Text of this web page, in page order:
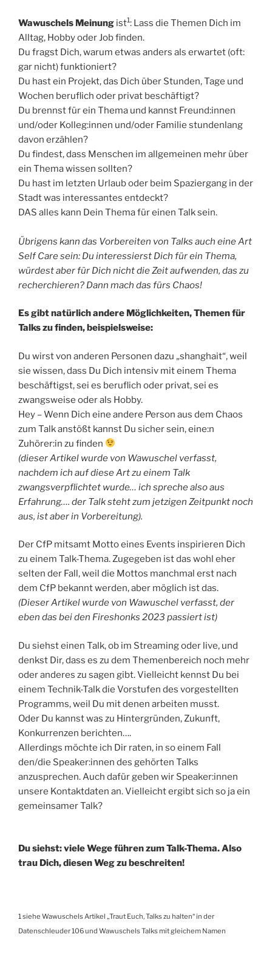
Wawuschels Meinung ist1: Lass die Themen Dich im
Alltag, Hobby oder Job finden.
Du fragst Dich, warum etwas anders als erwartet (oft:
gar nicht) funktioniert?
Du hast ein Projekt, das Dich über Stunden, Tage und
Wochen beruflich oder privat beschäftigt?
Du brennst für ein Thema und kannst Freund:innen
und/oder Kolleg:innen und/oder Familie stundenlang
davon erzählen?
Du findest, dass Menschen im allgemeinen mehr über
ein Thema wissen sollten?
Du hast im letzten Urlaub oder beim Spaziergang in der
Stadt was interessantes entdeckt?
DAS alles kann Dein Thema für einen Talk sein.
Übrigens kann das Vorbereiten von Talks auch eine Art
Self Care sein: Du interessierst Dich für ein Thema,
würdest aber für Dich nicht die Zeit aufwenden, das zu
recherchieren? Dann mach das fürs Chaos!
Es gibt natürlich andere Möglichkeiten, Themen für
Talks zu finden, beispielsweise:
Du wirst von anderen Personen dazu „shanghait“, weil
sie wissen, dass Du Dich intensiv mit einem Thema
beschäftigst, sei es beruflich oder privat, sei es
zwangsweise oder als Hobby.
Hey – Wenn Dich eine andere Person aus dem Chaos
zum Talk anstößt kannst Du sicher sein, eine:n
Zuhörer:in zu finden
(dieser Artikel wurde von Wawuschel verfasst,
nachdem ich auf diese Art zu einem Talk
zwangsverpflichtet wurde… ich spreche also aus
Erfahrung…. der Talk steht zum jetzigen Zeitpunkt noch
aus, ist aber in Vorbereitung).
Der CfP mitsamt Motto eines Events inspirieren Dich
zu einem Talk-Thema. Zugegeben ist das wohl eher
selten der Fall, weil die Mottos manchmal erst nach
dem CfP bekannt werden, aber möglich ist das.
(Dieser Artikel wurde von Wawuschel verfasst, der
eben das bei den Fireshonks 2023 passiert ist)
Du siehst einen Talk, ob im Streaming oder live, und
denkst Dir, dass es zu dem Themenbereich noch mehr
oder anderes zu sagen gibt. Vielleicht kennst Du bei
einem Technik-Talk die Vorstufen des vorgestellten
Programms, weil Du mit denen arbeiten musst.
Oder Du kannst was zu Hintergründen, Zukunft,
Konkurrenzen berichten….
Allerdings möchte ich Dir raten, in so einem Fall
den/die Speaker:innen des gehörten Talks
anzusprechen. Auch dafür geben wir Speaker:innen
unsere Kontaktdaten an. Vielleicht ergibt sich so ja ein
gemeinsamer Talk?
Du siehst: viele Wege führen zum Talk-Thema. Also
trau Dich, diesen Weg zu beschreiten!
1 siehe Wawuschels Artikel „Traut Euch, Talks zu halten“ in der
Datenschleuder 106 und Wawuschels Talks mit gleichem Namen